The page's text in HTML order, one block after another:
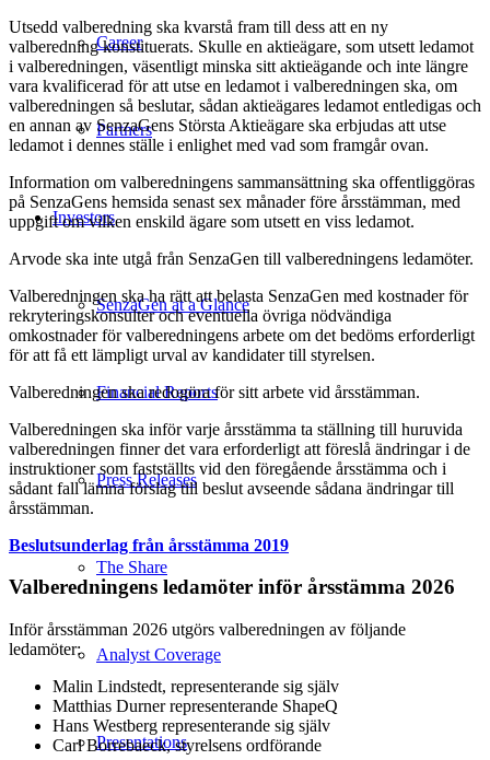
Career
Partners
Investors
SenzaGen at a Glance
Financial Reports
Press Releases
The Share
Analyst Coverage
Presentations
Utsedd valberedning ska kvarstå fram till dess att en ny
valberedning konstituerats. Skulle en aktieägare, som utsett ledamot
i valberedningen, väsentligt minska sitt aktieägande och inte längre
vara kvalificerad för att utse en ledamot i valberedningen ska, om
valberedningen så beslutar, sådan aktieägares ledamot entledigas och
en annan av SenzaGens Största Aktieägare ska erbjudas att utse
ledamot i dennes ställe i enlighet med vad som framgår ovan.
Information om valberedningens sammansättning ska offentliggöras
på SenzaGens hemsida senast sex månader före årsstämman, med
uppgift om vilken enskild ägare som utsett en viss ledamot.
Arvode ska inte utgå från SenzaGen till valberedningens ledamöter.
Valberedningen ska ha rätt att belasta SenzaGen med kostnader för
rekryteringskonsulter och eventuella övriga nödvändiga
omkostnader för valberedningens arbete om det bedöms erforderligt
för att få ett lämpligt urval av kandidater till styrelsen.
Valberedningen ska redogöra för sitt arbete vid årsstämman.
Valberedningen ska inför varje årsstämma ta ställning till huruvida
valberedningen finner det vara erforderligt att föreslå ändringar i de
instruktioner som fastställts vid den föregående årsstämma och i
sådant fall lämna förslag till beslut avseende sådana ändringar till
årsstämman.
Beslutsunderlag från årsstämma 2019
Valberedningens ledamöter inför årsstämma 2026
Inför årsstämman 2026 utgörs valberedningen av följande
ledamöter:
Malin Lindstedt, representerande sig själv
Matthias Durner representerande ShapeQ
Hans Westberg representerande sig själv
Carl Borrebaeck, styrelsens ordförande